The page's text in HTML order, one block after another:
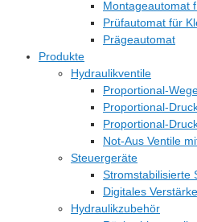
Montageautomat
Prüfautomat für
Prägeautomat
Produkte
Hydraulikventile
Proportional-
Proportional-
Proportional-
Not-Aus Ventile
Steuergeräte
Stromstabilisierte
Digitales
Hydraulikzubehör